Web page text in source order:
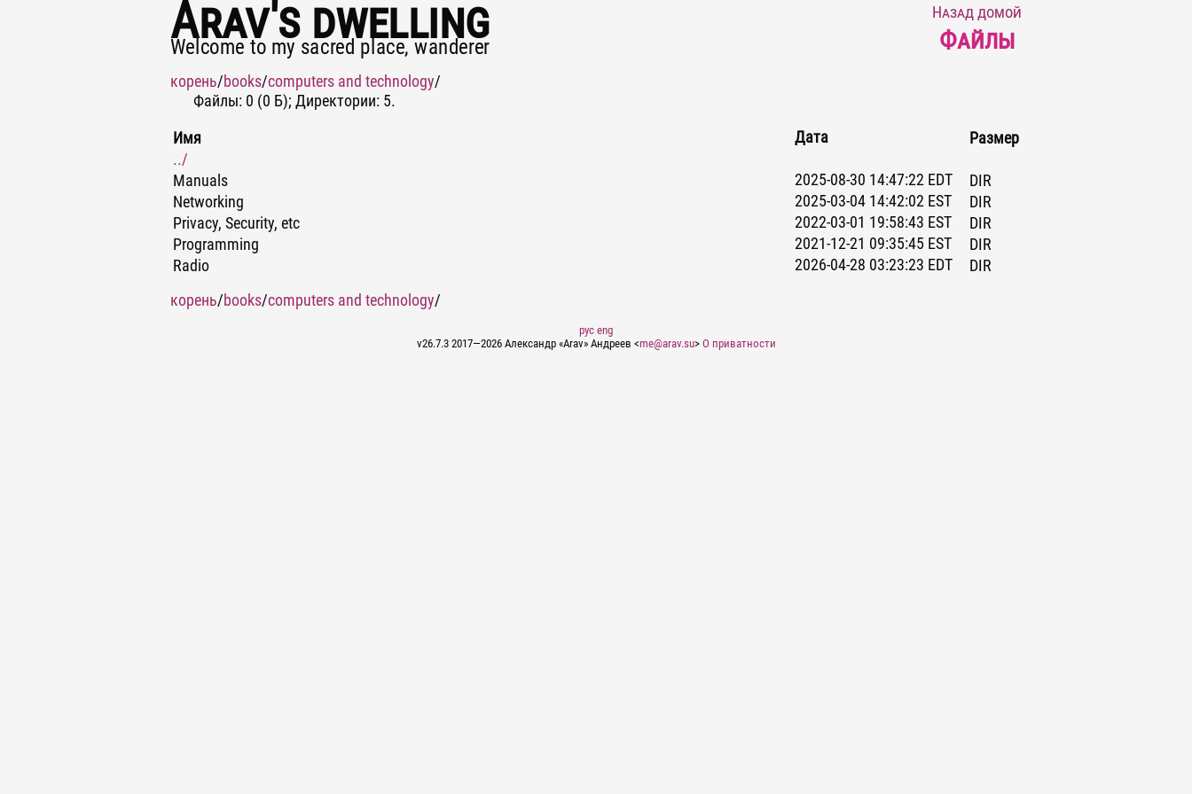
Arav's dwelling
Welcome to my sacred place, wanderer
Назад домой
Файлы
корень/books/computers and technology/
Файлы: 0 (0 Б); Директории: 5.
Имя Дата
Размер
../
Manuals
2025-08-30 14:47:22 EDT
DIR
Networking
2025-03-04 14:42:02 EST
DIR
Privacy, Security, etc
2022-03-01 19:58:43 EST
DIR
Programming
2021-12-21 09:35:45 EST
DIR
Radio
2026-04-28 03:23:23 EDT
DIR
корень/books/computers and technology/
рус eng
v26.7.3 2017—2026 Александр «Arav» Андреев <me@arav.su> О приватности